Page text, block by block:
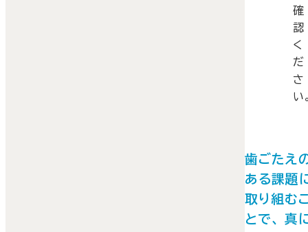
確
認
く
だ
さ
い
歯ごたえ
ある課題
取り組む
とで、 真